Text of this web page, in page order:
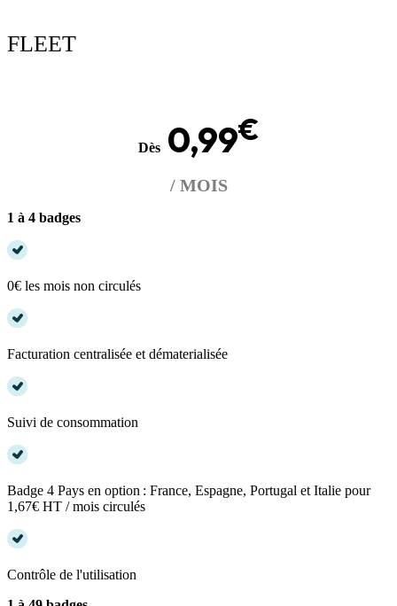
FLEET
Dès 0,99€
/ MOIS
1 à 4 badges
0€ les mois non circulés
Facturation centralisée et dématerialisée
Suivi de consommation
Badge 4 Pays en option : France, Espagne, Portugal et Italie pour
1,67€ HT / mois circulés
Contrôle de l'utilisation